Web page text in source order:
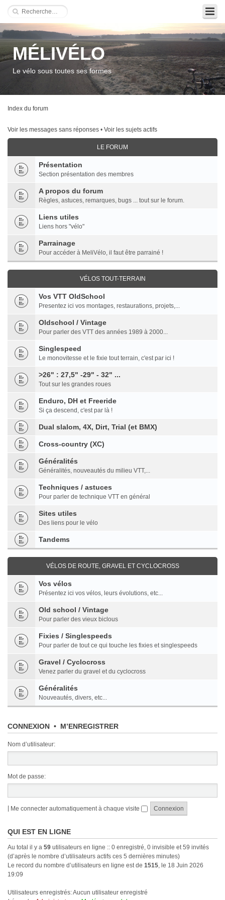
MÉLIVÉLO
Le vélo sous toutes ses formes
Index du forum
Voir les messages sans réponses • Voir les sujets actifs
LE FORUM
Présentation
Section présentation des membres
A propos du forum
Règles, astuces, remarques, bugs ... tout sur le forum.
Liens utiles
Liens hors "vélo"
Parrainage
Pour accéder à MeliVélo, il faut être parrainé !
VÉLOS TOUT-TERRAIN
Vos VTT OldSchool
Presentez ici vos montages, restaurations, projets,...
Oldschool / Vintage
Pour parler des VTT des années 1989 à 2000...
Singlespeed
Le monovitesse et le fixie tout terrain, c'est par ici !
>26" : 27,5" -29" - 32" ...
Tout sur les grandes roues
Enduro, DH et Freeride
Si ça descend, c'est par là !
Dual slalom, 4X, Dirt, Trial (et BMX)
Cross-country (XC)
Généralités
Généralités, nouveautés du milieu VTT,...
Techniques / astuces
Pour parler de technique VTT en général
Sites utiles
Des liens pour le vélo
Tandems
VÉLOS DE ROUTE, GRAVEL ET CYCLOCROSS
Vos vélos
Présentez ici vos vélos, leurs évolutions, etc...
Old school / Vintage
Pour parler des vieux biclous
Fixies / Singlespeeds
Pour parler de tout ce qui touche les fixies et singlespeeds
Gravel / Cyclocross
Venez parler du gravel et du cyclocross
Généralités
Nouveautés, divers, etc...
CONNEXION • M’ENREGISTRER
Nom d’utilisateur:
Mot de passe:
Me connecter automatiquement à chaque visite
QUI EST EN LIGNE
Au total il y a 59 utilisateurs en ligne :: 0 enregistré, 0 invisible et 59 invités
(d’après le nombre d’utilisateurs actifs ces 5 dernières minutes)
Le record du nombre d’utilisateurs en ligne est de 1515, le 18 Juin 2026
19:09
Utilisateurs enregistrés: Aucun utilisateur enregistré